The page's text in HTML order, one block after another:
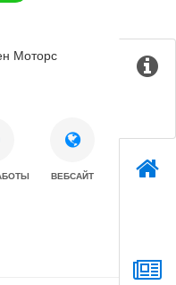
Моторс
ВЕБСАЙТ